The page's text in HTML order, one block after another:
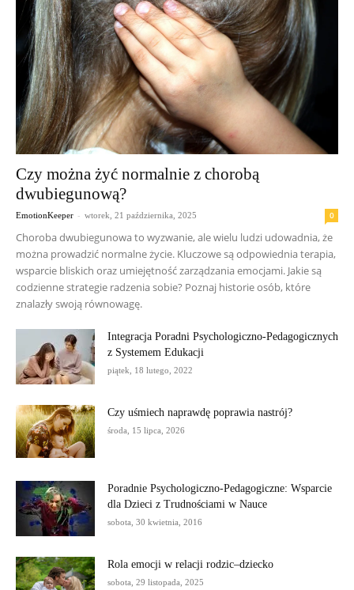
Czy można żyć normalnie z chorobą
dwubiegunową?
EmotionKeeper - wtorek, 21 października, 2025 0
Choroba dwubiegunowa to wyzwanie, ale wielu ludzi udowadnia, że
można prowadzić normalne życie. Kluczowe są odpowiednia terapia,
wsparcie bliskich oraz umiejętność zarządzania emocjami. Jakie są
codzienne strategie radzenia sobie? Poznaj historie osób, które
znalazły swoją równowagę.
Integracja Poradni Psychologiczno-Pedagogicznych
z Systemem Edukacji
piątek, 18 lutego, 2022
Czy uśmiech naprawdę poprawia nastrój?
środa, 15 lipca, 2026
Poradnie Psychologiczno-Pedagogiczne: Wsparcie
dla Dzieci z Trudnościami w Nauce
sobota, 30 kwietnia, 2016
Rola emocji w relacji rodzic–dziecko
sobota, 29 listopada, 2025